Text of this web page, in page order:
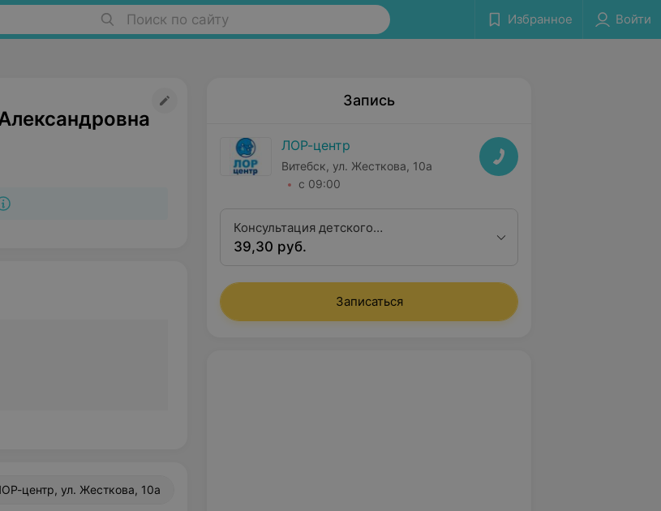
Поиск по сайту Избранное Войти
центр, ул. Жесткова, 10а
Запись
ЛОР-центр
Витебск, ул. Жесткова, 10а
с 09:00
Консультация детского
оториноларинголога первой
39,30 руб.
Записаться